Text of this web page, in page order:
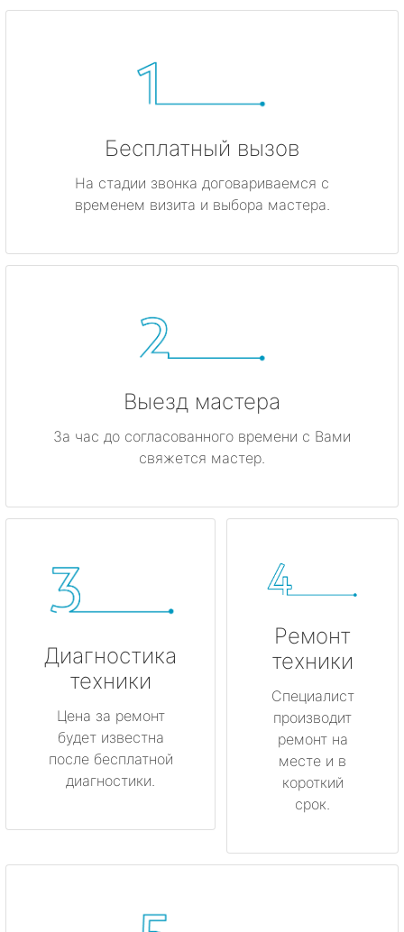
Бесплатный вызов
На стадии звонка договариваемся с
временем визита и выбора мастера.
Выезд мастера
За час до согласованного времени с Вами
свяжется мастер.
Диагностика
техники
Цена за ремонт
будет известна
после бесплатной
диагностики.
Ремонт
техники
Специалист
производит
ремонт на
месте и в
короткий
срок.